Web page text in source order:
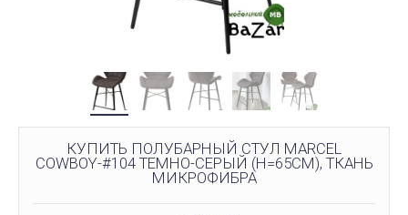
КУПИТЬ ПОЛУБАРНЫЙ СТУЛ MARCEL
COWBOY-#104 ТЕМНО-СЕРЫЙ (H=65CM), ТКАНЬ
МИКРОФИБРА